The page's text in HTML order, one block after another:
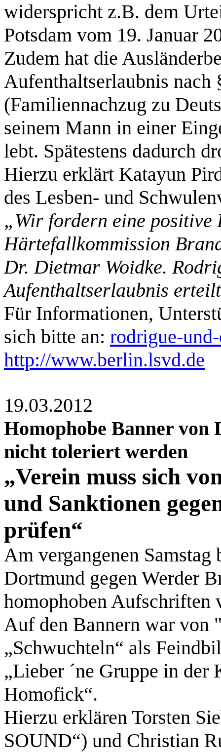
widerspricht z.B. dem
Potsdam vom 19. Januar
Zudem hat die
Aufenthaltserlaubnis nach
(Familiennachzug zu
seinem Mann in einer
lebt. Spätestens dadurch
Hierzu erklärt Katayun
des Lesben- und
„Wir fordern eine positive
Härtefallkommission
Dr. Dietmar Woidke.
Aufenthaltserlaubnis
Für Informationen,
sich bitte an: rodrigue-
http://www.berlin.lsvd.de
19.03.2012
Homophobe Banner
nicht toleriert werden
„Verein muss sich
und Sanktionen
prüfen“
Am vergangenen
Dortmund gegen Werder
homophoben Aufschriften
Auf den Bannern war von
„Schwuchteln“ als
„Lieber ´ne Gruppe in
Homofick“.
Hierzu erklären Torsten
SOUND“) und Christian